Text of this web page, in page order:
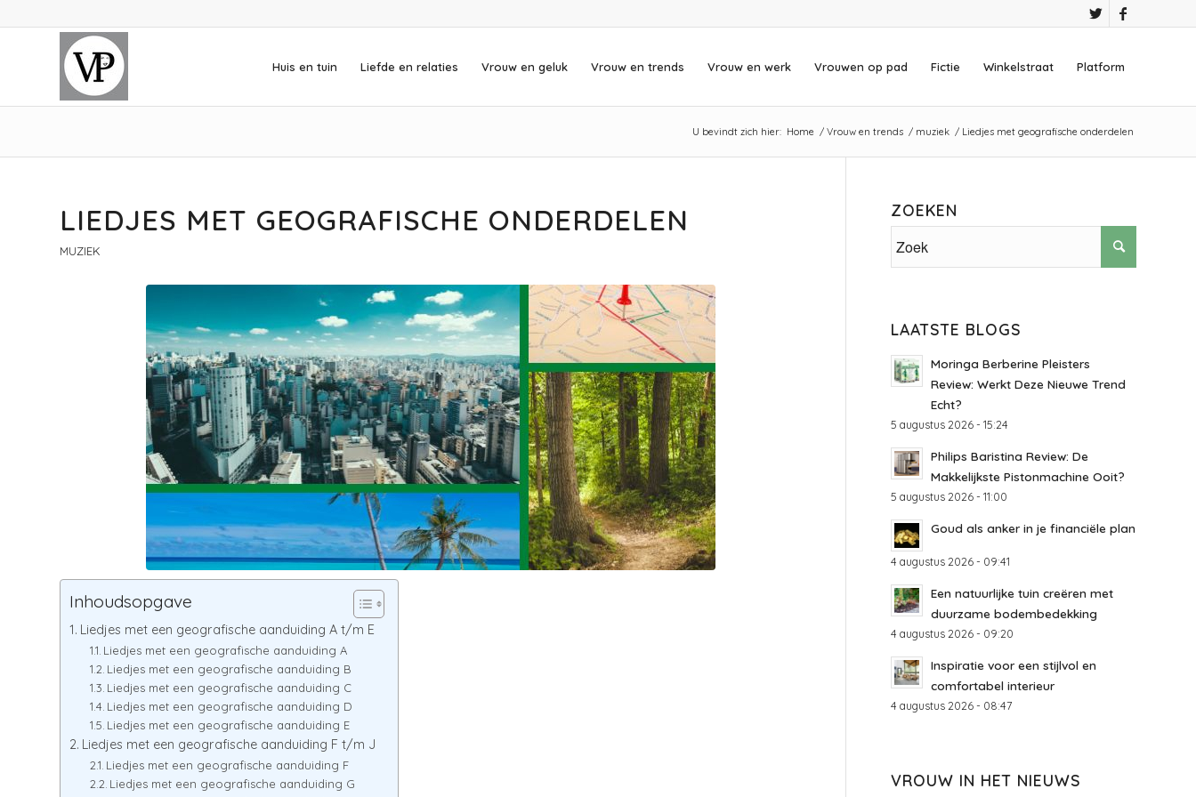
Huis en tuin Liefde en relaties Vrouw en geluk Vrouw en trends Vrouw en werk Vrouwen op pad Fictie Winkelstraat Platform
U bevindt zich hier: Home / Vrouw en trends / muziek / Liedjes met geografische onderdelen
LIEDJES MET GEOGRAFISCHE ONDERDELEN
MUZIEK
Inhoudsopgave
Liedjes met een geografische aanduiding A t/m E
Liedjes met een geografische aanduiding A
Liedjes met een geografische aanduiding B
Liedjes met een geografische aanduiding C
Liedjes met een geografische aanduiding D
Liedjes met een geografische aanduiding E
Liedjes met een geografische aanduiding F t/m J
Liedjes met een geografische aanduiding F
Liedjes met een geografische aanduiding G
ZOEKEN
LAATSTE BLOGS
Moringa Berberine Pleisters
Review: Werkt Deze Nieuwe Trend
Echt?
5 augustus 2026 - 15:24
Philips Baristina Review: De
Makkelijkste Pistonmachine Ooit?
5 augustus 2026 - 11:00
Goud als anker in je financiële plan
4 augustus 2026 - 09:41
Een natuurlijke tuin creëren met
duurzame bodembedekking
4 augustus 2026 - 09:20
Inspiratie voor een stijlvol en
comfortabel interieur
4 augustus 2026 - 08:47
VROUW IN HET NIEUWS